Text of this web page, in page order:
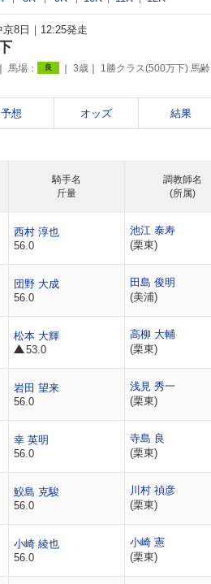
8日 12:25発走
馬場： 良 3歳 1勝クラス(500万下) 馬齢
予想 オッズ 結果
騎手名
斤量
調教師名
(所属)
西村 淳也
56.0
池江 泰寿
(栗東)
団野 大成
56.0
田島 俊明
(美浦)
松本 大輝
53.0
高柳 大輔
(栗東)
岩田 望来
56.0
浅見 秀一
(栗東)
幸 英明
56.0
寺島 良
(栗東)
鮫島 克駿
56.0
川村 禎彦
(栗東)
小崎 綾也
56.0
小崎 憲
(栗東)